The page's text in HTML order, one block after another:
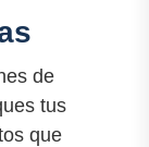
de
tus
que